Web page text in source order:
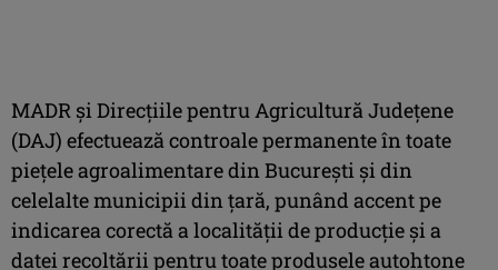
MADR şi Direcţiile pentru Agricultură Judeţene
(DAJ) efectuează controale permanente în toate
pieţele agroalimentare din Bucureşti şi din
celelalte municipii din ţară, punând accent pe
indicarea corectă a localităţii de producţie şi a
datei recoltării pentru toate produsele autohtone